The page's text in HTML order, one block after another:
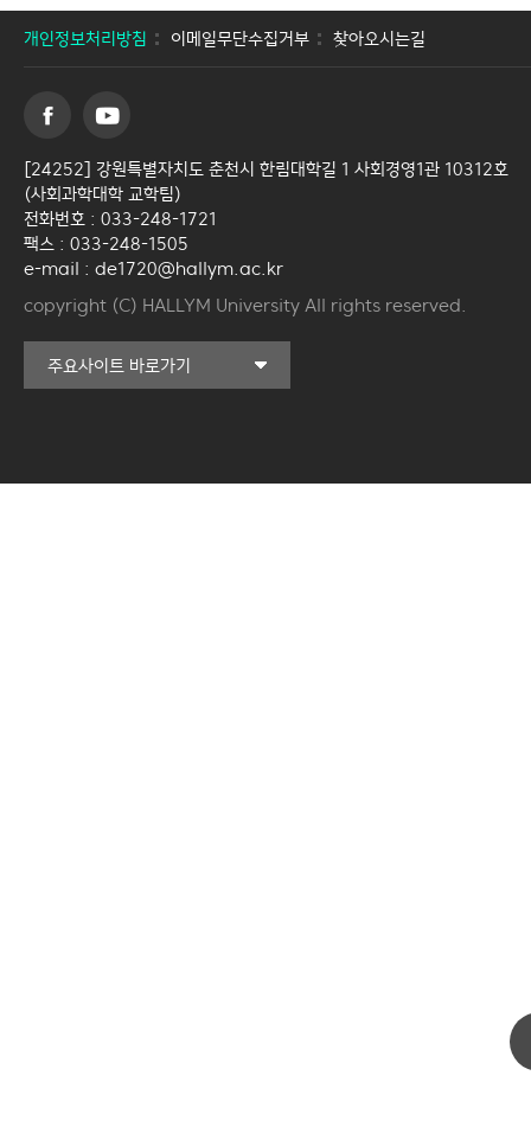
개인정보처리방침 이메일무단수집거부 찾아오시는길
[24252] 강원특별자치도 춘천시 한림대학길 1 사회경영1관 10312호
(사회과학대학 교학팀)
전화번호 : 033-248-1721
팩스 : 033-248-1505
e-mail : de1720@hallym.ac.kr
copyright (C) HALLYM University All rights reserved.
주요사이트 바로가기
커뮤니티교육원
국제학생증신청